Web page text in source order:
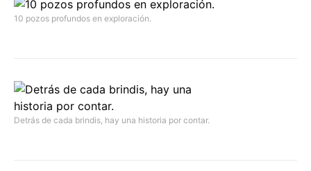
10 pozos profundos en exploración.
Detrás de cada brindis, hay una historia por contar.